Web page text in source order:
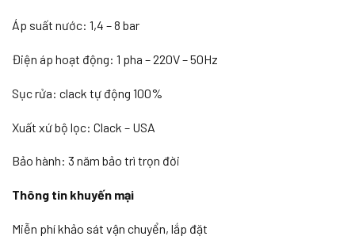
Áp suất nước: 1,4 – 8 bar
Điện áp hoạt động: 1 pha – 220V – 50Hz
Sục rửa: clack tự động 100%
Xuất xứ bộ lọc: Clack – USA
Bảo hành: 3 năm bảo trì trọn đời
Thông tin khuyến mại
Miễn phí khảo sát vận chuyển, lắp đặt